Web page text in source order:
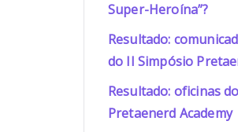
Super-Heroína”?
Resultado:
do II Simpósio
Resultado: oficinas
Pretaenerd Academy